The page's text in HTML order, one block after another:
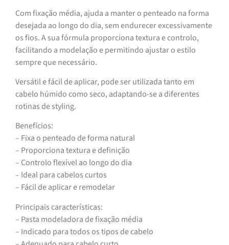
Com fixação média, ajuda a manter o penteado na forma
desejada ao longo do dia, sem endurecer excessivamente
os fios. A sua fórmula proporciona textura e controlo,
facilitando a modelação e permitindo ajustar o estilo
sempre que necessário.
Versátil e fácil de aplicar, pode ser utilizada tanto em
cabelo húmido como seco, adaptando-se a diferentes
rotinas de styling.
Benefícios:
– Fixa o penteado de forma natural
– Proporciona textura e definição
– Controlo flexível ao longo do dia
– Ideal para cabelos curtos
– Fácil de aplicar e remodelar
Principais características:
– Pasta modeladora de fixação média
– Indicado para todos os tipos de cabelo